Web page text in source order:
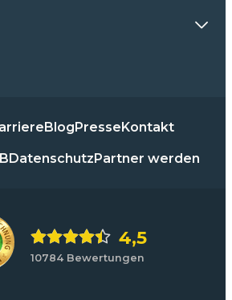
BlogPresseKontakt
DatenschutzPartner werden
4,5
10784 Bewertungen